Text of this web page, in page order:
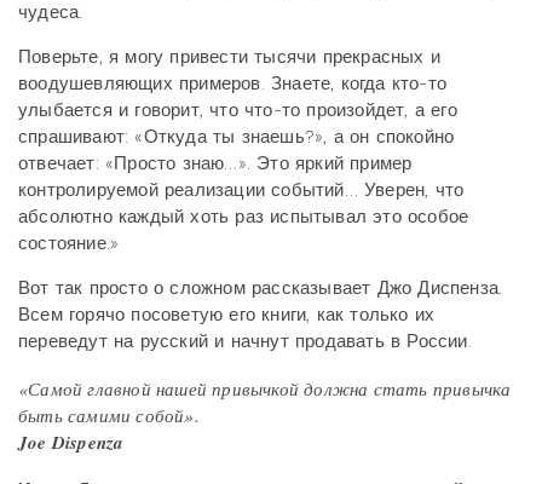
чудеса.
Поверьте, я могу привести тысячи прекрасных и
воодушевляющих примеров. Знаете, когда кто-то
улыбается и говорит, что что-то произойдет, а его
спрашивают: «Откуда ты знаешь?», а он спокойно
отвечает: «Просто знаю…». Это яркий пример
контролируемой реализации событий… Уверен, что
абсолютно каждый хоть раз испытывал это особое
состояние.»
Вот так просто о сложном рассказывает Джо Диспенза.
Всем горячо посоветую его книги, как только их
переведут на русский и начнут продавать в России.
«Самой главной нашей привычкой должна стать привычка
быть самими собой».
Joe Dispenza